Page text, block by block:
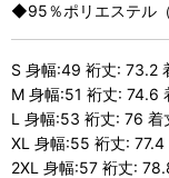
◆95％ポリエステル
S 身幅:49 裄丈: 73.2
M 身幅:51 裄丈: 74.6
L 身幅:53 裄丈: 76 着
XL 身幅:55 裄丈:
2XL 身幅:57 裄丈: